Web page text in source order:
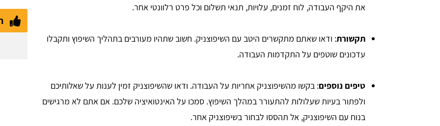
את היקף העבודה, לוח זמנים, עלויות, תנאי תשלום וכל פרט רלוונטי אחר.
תקשורת: ודאו שאתם מתקשרים היטב עם השיפוצניק. חשוב שתהיו מעורבים בתהליך השיפוץ ותקבלו
עדכונים שוטפים על התקדמות העבודה.
טיפים נוספים: בקשו מהשיפוצניק אחריות על העבודה. ודאו שהשיפוצניק זמין לענות על שאלותיכם
ולפתור בעיות שעלולות להתעורר במהלך השיפוץ. סמכו על האינטואיציה שלכם. אם אתם לא מרגישים
בנוח עם השיפוצניק, אל תהססו לבחור בשיפוצניק אחר.